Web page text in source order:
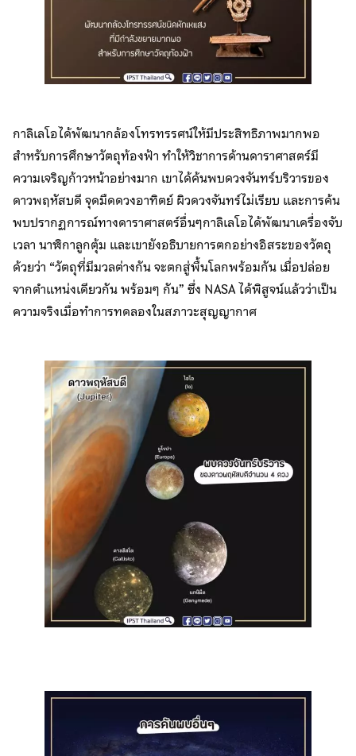
กาลิเลโอได้พัฒนากล้องโทรทรรศน์ให้มีประสิทธิภาพมากพอ
สำหรับการศึกษาวัตถุท้องฟ้า ทำให้วิชาการด้านดาราศาสตร์มี
ความเจริญก้าวหน้าอย่างมาก เขาได้ค้นพบดวงจันทร์บริวารของ
ดาวพฤหัสบดี จุดมืดดวงอาทิตย์ ผิวดวงจันทร์ไม่เรียบ และการค้น
พบปรากฏการณ์ทางดาราศาสตร์อื่นๆกาลิเลโอได้พัฒนาเครื่องจับ
เวลา นาฬิกาลูกตุ้ม และเขายังอธิบายการตกอย่างอิสระของวัตถุ
ด้วยว่า “วัตถุที่มีมวลต่างกัน จะตกสู่พื้นโลกพร้อมกัน เมื่อปล่อย
จากตำแหน่งเดียวกัน พร้อมๆ กัน” ซึ่ง NASA ได้พิสูจน์แล้วว่าเป็น
ความจริงเมื่อทำการทดลองในสภาวะสุญญากาศ